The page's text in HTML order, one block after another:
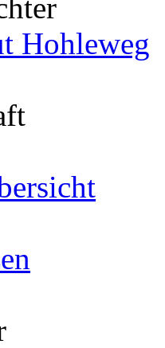
Hohleweg